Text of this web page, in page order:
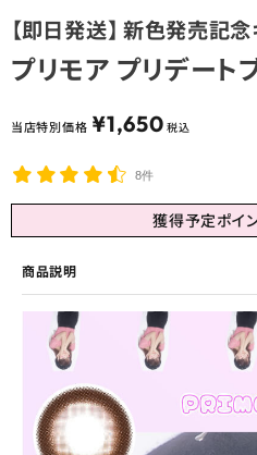
【即日発送】 新色発売記
プリモア プリデート
当店特別価格 ¥1,650 税込
8件
獲得予定ポイン
商品説明